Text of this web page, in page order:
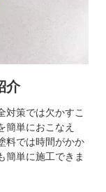
介
対策では欠かすこ
簡単におこなえ
料では時間がかか
簡単に施工できま